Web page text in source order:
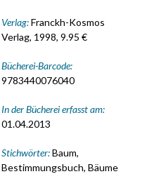
Verlag:Franckh-Kosmos
Verlag, 1998, 9.95 €
Bücherei-Barcode:
9783440076040
In der Bücherei erfasst am:
01.04.2013
Stichwörter:Baum,
Bestimmungsbuch, Bäume